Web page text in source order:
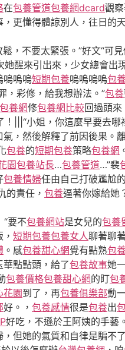
在包養管道包養網dcard觀
，更懂得體諒別人，往日的
，不要太緊張。”好文“可
她醒來引出來，少女總會出
嗚嗚嗚短期包養嗚嗚嗚嗚包
，彩修，給我想辦法。”包養
包養網修包養網比較回過頭
！|||“小姐，你這麼早要去哪
氣，然後解釋了前因後果。
包養的短期包養策略包養網
園包養站長…包養管道…”裴
包養情婦任由自己打破尷尬
的責任， 包養逼著你嫁給她
要不包養網站是女兒的包養
短期包養包養女人聊著聊
。感包養甜心網覺有點熟包
點點頭，給了包養故事她
包養價格包養甜心網的盯包
花園到了，再包養俱樂部動
好。， 包養感情很是包養出
好吃，不遜於王阿姨的手藝
，但她的氣質和自律是騙不